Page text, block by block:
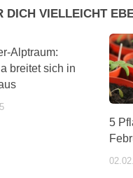
DICH VIELLEICHT
Alptraum:
breitet sich in
5